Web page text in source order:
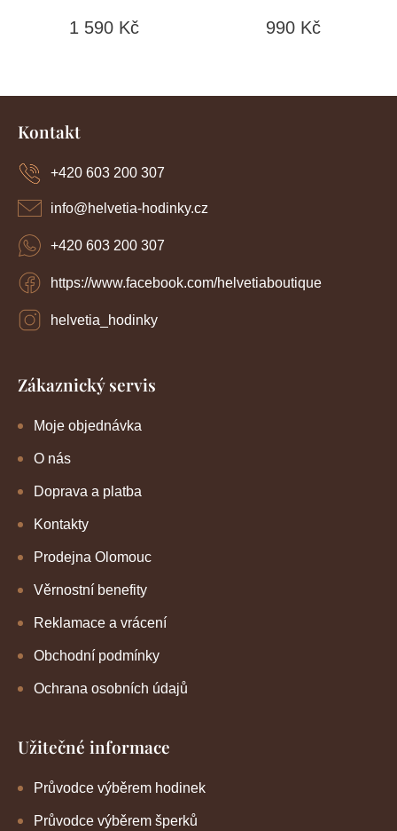
1 590 Kč 990 Kč
Z
Kontakt
info@helvetia-hodinky.cz
+420 603 200 307
https://www.facebook.com/helvetiaboutique
helvetia_hodinky
+420 603 200 307
Zákaznický servis
Moje objednávka
O nás
Doprava a platba
Kontakty
Prodejna Olomouc
Věrnostní benefity
Reklamace a vrácení
Obchodní podmínky
Ochrana osobních údajů
Užitečné informace
Průvodce výběrem hodinek
Průvodce výběrem šperků